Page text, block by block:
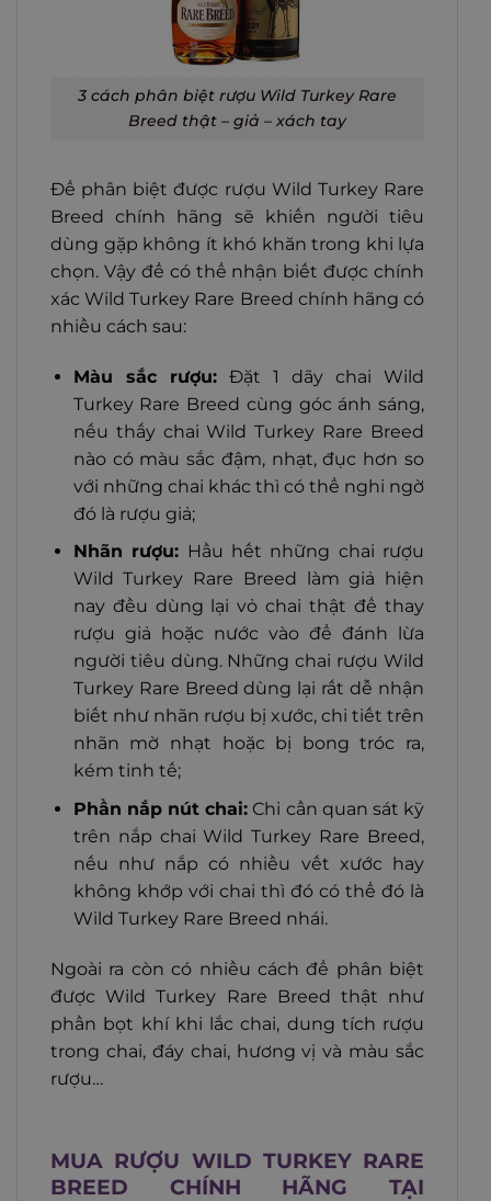
3 cách phân biệt rượu Wild Turkey Rare
Breed thật – giả – xách tay
Để phân biệt được rượu Wild Turkey Rare
Breed chính hãng sẽ khiến người tiêu
dùng gặp không ít khó khăn trong khi lựa
chọn. Vậy để có thể nhận biết được chính
xác Wild Turkey Rare Breed chính hãng có
nhiều cách sau:
Màu sắc rượu:Đặt 1 dãy chai Wild
Turkey Rare Breed cùng góc ánh sáng,
nếu thấy chai Wild Turkey Rare Breed
nào có màu sắc đậm, nhạt, đục hơn so
với những chai khác thì có thể nghi ngờ
đó là rượu giả;
Nhãn rượu: Hầu hết những chai rượu
Wild Turkey Rare Breed làm giả hiện
nay đều dùng lại vỏ chai thật để thay
rượu giả hoặc nước vào để đánh lừa
người tiêu dùng. Những chai rượu Wild
Turkey Rare Breed dùng lại rất dễ nhận
biết như nhãn rượu bị xước, chi tiết trên
nhãn mờ nhạt hoặc bị bong tróc ra,
kém tinh tế;
Phần nắp nút chai: Chỉ cần quan sát kỹ
trên nắp chai Wild Turkey Rare Breed,
nếu như nắp có nhiều vết xước hay
không khớp với chai thì đó có thể đó là
Wild Turkey Rare Breed nhái.
Ngoài ra còn có nhiều cách để phân biệt
được Wild Turkey Rare Breed thật như
phần bọt khí khi lắc chai, dung tích rượu
trong chai, đáy chai, hương vị và màu sắc
rượu…
MUA RƯỢU WILD TURKEY RARE
BREED CHÍNH HÃNG TẠI